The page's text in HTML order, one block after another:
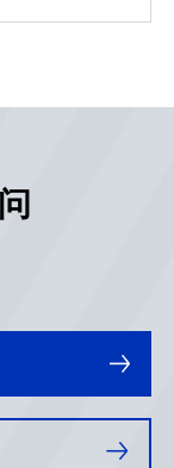
困
全
重
网